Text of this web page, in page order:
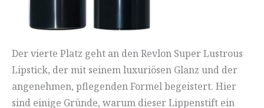
Der vierte Platz geht an den Revlon Super Lustrous
Lipstick, der mit seinem luxuriösen Glanz und der
angenehmen, pflegenden Formel begeistert. Hier
sind einige Gründe, warum dieser Lippenstift ein